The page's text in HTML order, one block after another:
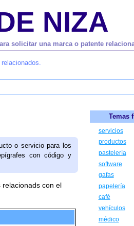
NIZA
solicitar una marca o patente
o servicio para los
con código y
relacionads con el
Temas
servicios
productos
pastelería
software
gafas
papelería
café
vehículos
médico